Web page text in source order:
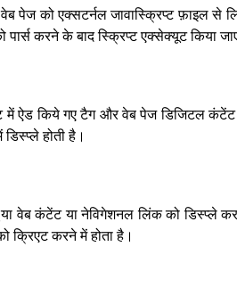
पेज को एक्सटर्नल जावास्क्रिप्ट फ़ाइल से
पार्स करने के बाद स्क्रिप्ट एक्सेक्यूट किया
में ऐड किये गए टैग और वेब पेज डिजिटल कंटेंट
होती है।
वेब कंटेंट या नेविगेशनल लिंक को डिस्प्ले
क्रिएट करने में होता है।